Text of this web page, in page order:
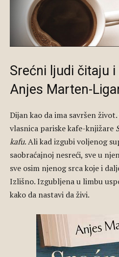
Srećni ljudi čitaju
Anjes Marten-
Dijan kao da ima savršen
vlasnica pariske kafe-knjižare
kafu. Ali kad izgubi voljenog
saobraćajnoj nesreći, sve u
sve osim njenog srca koje i
Izlišno. Izgubljena u limbu
kako da nastavi da živi.